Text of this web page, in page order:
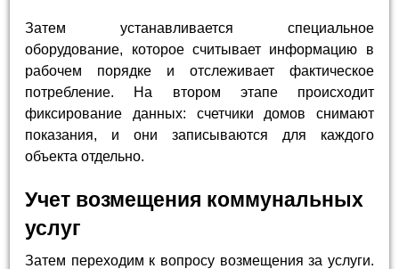
Затем устанавливается специальное
оборудование, которое считывает информацию в
рабочем порядке и отслеживает фактическое
потребление. На втором этапе происходит
фиксирование данных: счетчики домов снимают
показания, и они записываются для каждого
объекта отдельно.
Учет возмещения коммунальных
услуг
Затем переходим к вопросу возмещения за услуги.